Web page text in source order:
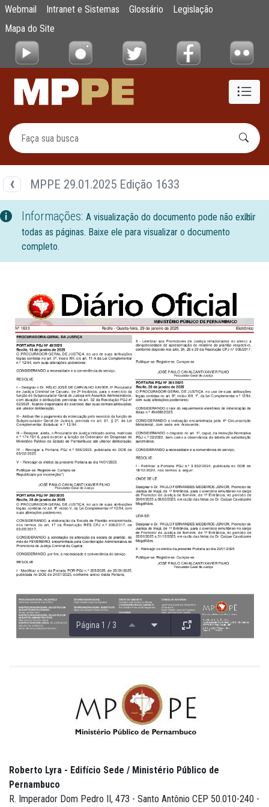
Pular para o Conteúdo principal
Documentos
Webmail Intranet e Sistemas Glossário
Legislação
Mapa do Site
MPPE 29.01.2025 Edição 1633
Informações: A visualização do documento pode não exibir
todas as páginas. Baixe ele para visualizar o documento
completo.
Página 1 / 3
Roberto Lyra - Edifício Sede / Ministério Público de
Pernambuco
R. Imperador Dom Pedro II, 473 - Santo Antônio CEP 50.010-240 -